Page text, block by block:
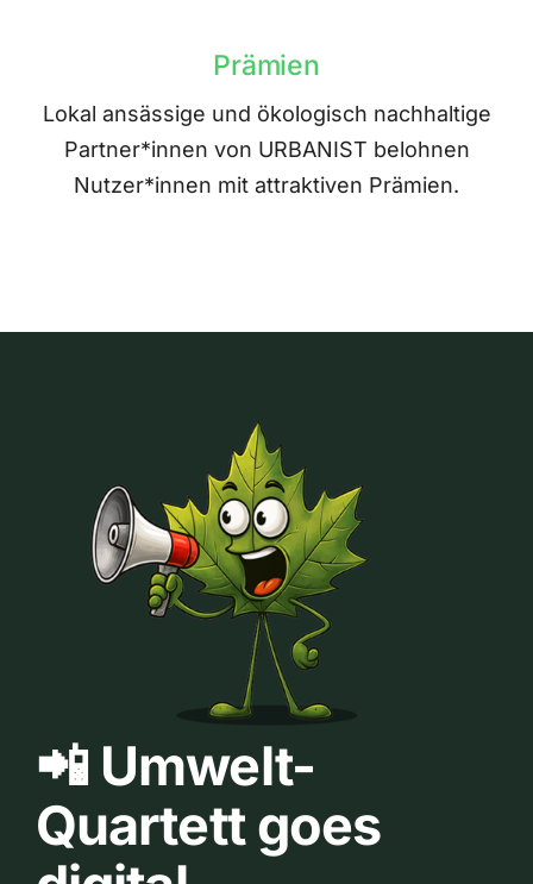
Prämien
Lokal ansässige und ökologisch nachhaltige
Partner*innen von URBANIST belohnen
Nutzer*innen mit attraktiven Prämien.
📲 Umwelt-
Quartett goes